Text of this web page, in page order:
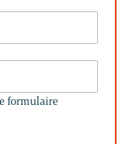
formulaire